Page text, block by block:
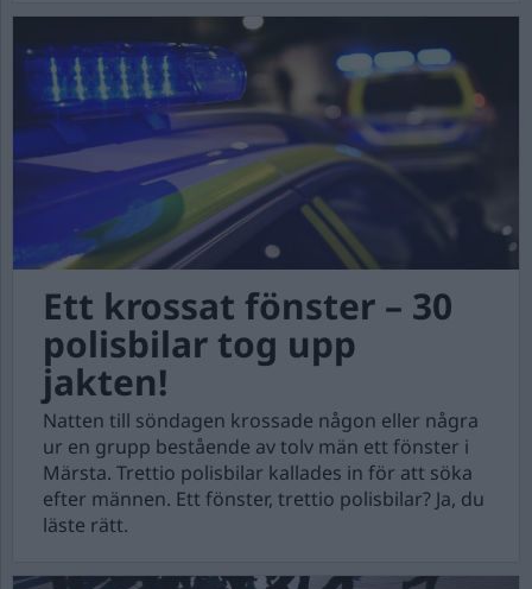
Ett krossat fönster – 30
polisbilar tog upp
jakten!
Natten till söndagen krossade någon eller några
ur en grupp bestående av tolv män ett fönster i
Märsta. Trettio polisbilar kallades in för att söka
efter männen. Ett fönster, trettio polisbilar? Ja, du
läste rätt.